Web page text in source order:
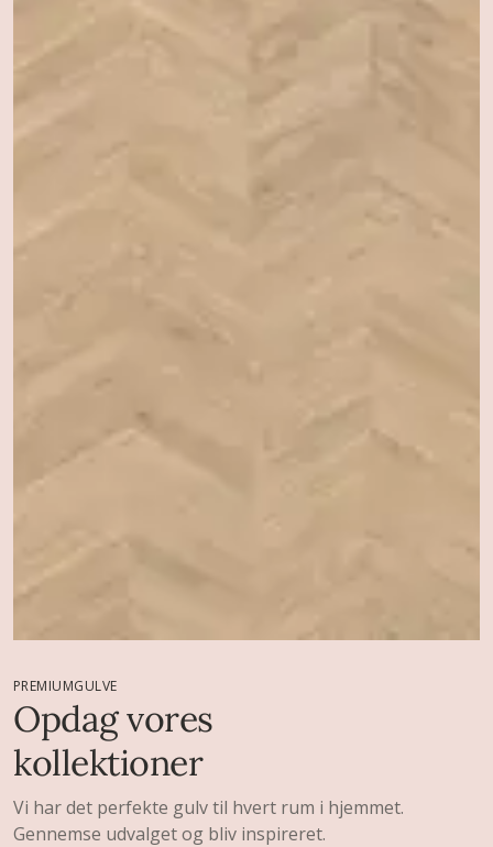
PREMIUMGULVE
Opdag vores
kollektioner
Vi har det perfekte gulv til hvert rum i hjemmet.
Gennemse udvalget og bliv inspireret.